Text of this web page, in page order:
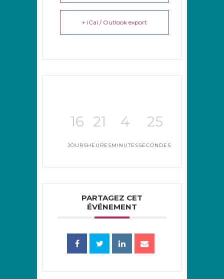
+ iCal / Outlook export
16
JOURS
21
HEURES
4
MINUTES
25
SECONDES
PARTAGEZ CET
ÉVÉNEMENT